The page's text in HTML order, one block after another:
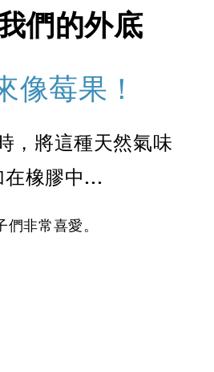
們的外底
像莓果！
，將這種天然氣味
在橡膠中...
們非常喜愛。